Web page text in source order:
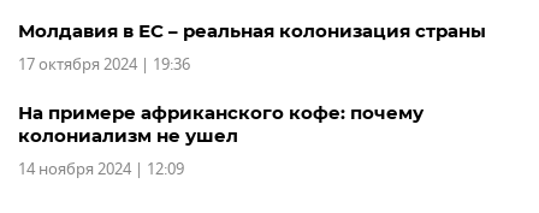
Молдавия в ЕС – реальная колонизация страны
17 октября 2024 | 19:36
На примере африканского кофе: почему
колониализм не ушел
14 ноября 2024 | 12:09